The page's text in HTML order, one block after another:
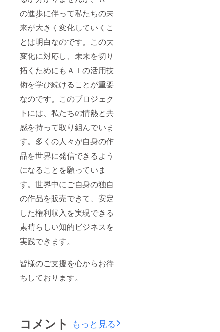
の進歩に伴って私たちの未
来が大きく変化していくこ
とは明白なのです。この大
変化に対応し、未来を切り
拓くためにもＡＩの活用技
術を学び続けることが重要
なのです。このプロジェク
トには、私たちの情熱と共
感を持って取り組んでいま
す。多くの人々が自身の作
品を世界に発信できるよう
になることを願っていま
す。世界中にご自身の独自
の作品を販売できて、安定
した権利収入を実現できる
素晴らしい知的ビジネスを
実践できます。
皆様のご支援を心からお待
ちしております。
コメント もっと見る